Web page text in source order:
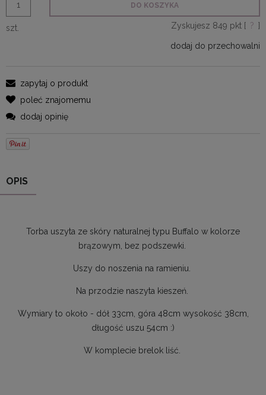
szt.
DO KOSZYKA
Zyskujesz 849 pkt [ ? ]
dodaj do przechowalni
zapytaj o produkt
poleć znajomemu
dodaj opinię
OPIS
Torba uszyta ze skóry naturalnej typu Buffalo w kolorze
brązowym, bez podszewki.
Uszy do noszenia na ramieniu.
Na przodzie naszyta kieszeń.
Wymiary to około - dół 33cm, góra 48cm wysokość 38cm,
długość uszu 54cm :)
W komplecie brelok liść.